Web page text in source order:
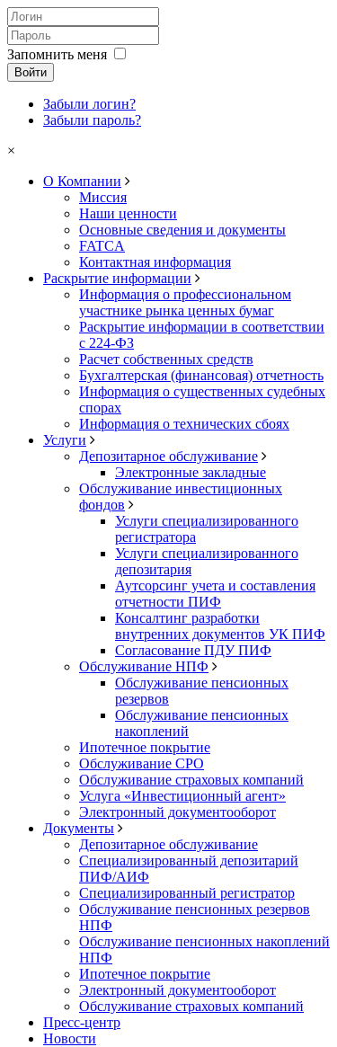
Запомнить меня
Войти
Забыли логин?
Забыли пароль?
×
О Компании
Миссия
Наши ценности
Основные сведения и документы
FATCA
Контактная информация
Раскрытие информации
Информация о профессиональном
участнике рынка ценных бумаг
Раскрытие информации в соответствии
с 224-ФЗ
Расчет собственных средств
Бухгалтерская (финансовая) отчетность
Информация о существенных судебных
спорах
Информация о технических сбоях
Услуги
Депозитарное обслуживание
Электронные закладные
Обслуживание инвестиционных
фондов
Услуги специализированного
регистратора
Услуги специализированного
депозитария
Аутсорсинг учета и составления
отчетности ПИФ
Консалтинг разработки
внутренних документов УК ПИФ
Согласование ПДУ ПИФ
Обслуживание НПФ
Обслуживание пенсионных
резервов
Обслуживание пенсионных
накоплений
Ипотечное покрытие
Обслуживание СРО
Обслуживание страховых компаний
Услуга «Инвестиционный агент»
Электронный документооборот
Документы
Депозитарное обслуживание
Специализированный депозитарий
ПИФ/АИФ
Специализированный регистратор
Обслуживание пенсионных резервов
НПФ
Обслуживание пенсионных накоплений
НПФ
Ипотечное покрытие
Электронный документооборот
Обслуживание страховых компаний
Пресс-центр
Новости